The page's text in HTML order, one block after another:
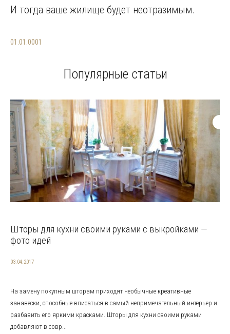
И тогда ваше жилище будет неотразимым.
01.01.0001
Популярные статьи
Шторы для кухни своими руками с выкройками —
фото идей
03.04.2017
На замену покупным шторам приходят необычные креативные
занавески, способные вписаться в самый непримечательный интерьер и
разбавить его яркими красками. Шторы для кухни своими руками
добавляют в совр...